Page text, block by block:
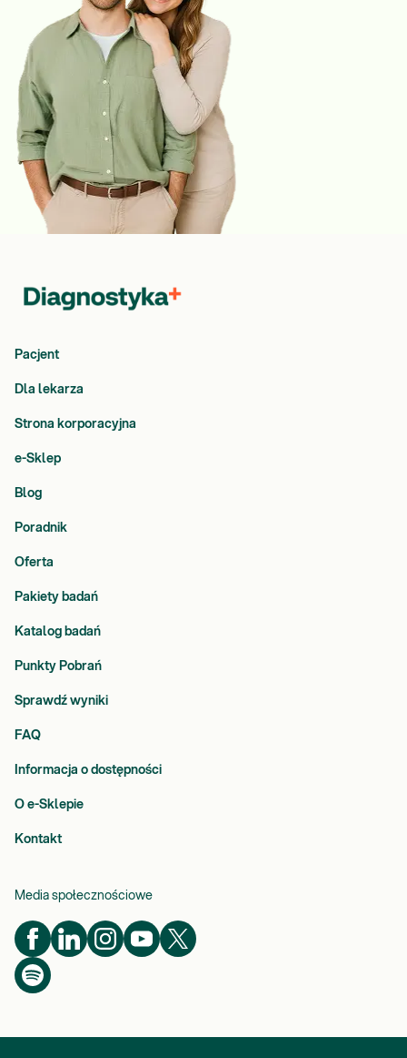
Pacjent
Dla lekarza
Strona korporacyjna
e-Sklep
Blog
Poradnik
Oferta
Pakiety badań
Katalog badań
Punkty Pobrań
Sprawdź wyniki
FAQ
Informacja o dostępności
O e-Sklepie
Kontakt
Media społecznościowe